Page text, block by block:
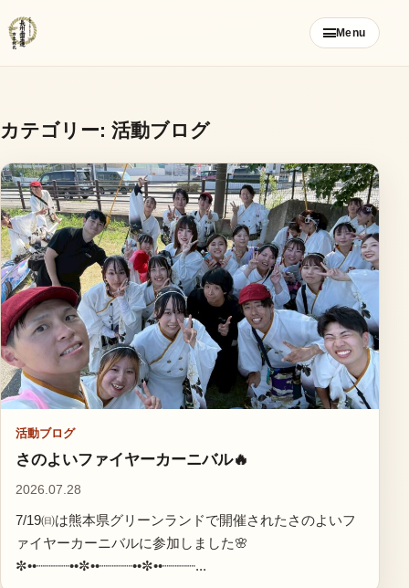
ン
テ
へ
ス
キ
ッ
プ
Menu
ご挨拶
お知らせ
ブログ
メンバー募集
カレンダー
カテゴリー: 活動ブログ
活動ブログ
さのよいファイヤーカーニバル🔥
2026.07.28
7/19㈰は熊本県グリーンランドで開催されたさのよいフ
ァイヤーカーニバルに参加しました🌸
✼••┈┈┈┈••✼••┈┈┈┈••✼••┈┈┈┈...